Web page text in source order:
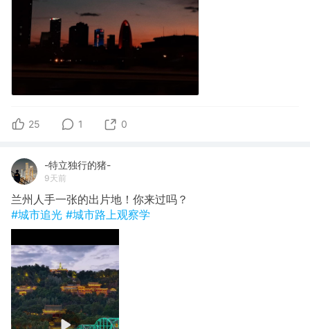
25 1 0
-特立独行的猪-
9天前
兰州人手一张的出片地！你来过吗？
#城市追光 #城市路上观察学